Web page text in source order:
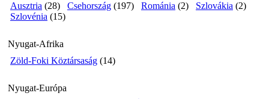
Ausztria (28) Csehország (197) Románia (2) Szlovákia (2)
Szlovénia (15)
Nyugat-Afrika
Zöld-Foki Köztársaság (14)
Nyugat-Európa